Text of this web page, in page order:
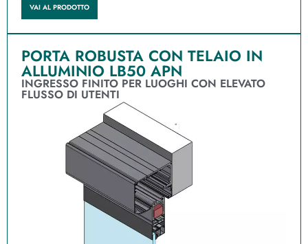
VAI AL PRODOTTO
PORTA ROBUSTA CON TELAIO IN
ALLUMINIO LB50 APN
INGRESSO FINITO PER LUOGHI CON ELEVATO
FLUSSO DI UTENTI